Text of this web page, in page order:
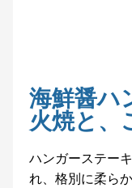
海鮮醤ハ
火焼と、
ハンガーステー
れ、格別に柔ら